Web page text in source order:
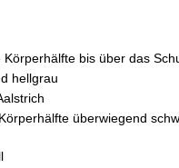
Körperhälfte bis über das
hellgrau
überwiegend